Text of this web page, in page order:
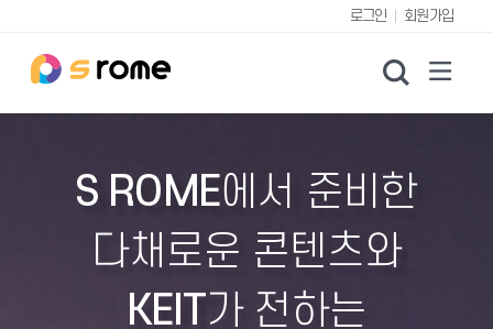
로그인 회원가입
검색
S ROME에서 준비한
다채로운 콘텐츠와
KEIT가 전하는